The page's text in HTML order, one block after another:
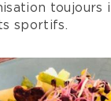
toujours
sportifs.